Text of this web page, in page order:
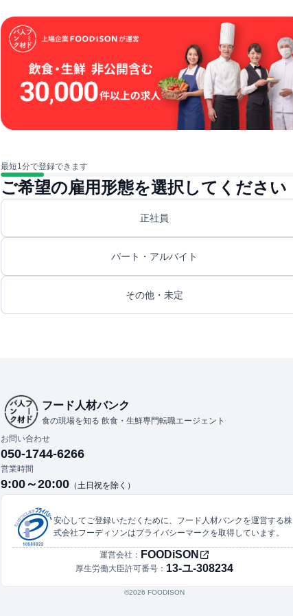
最短1分で登録できます
ご希望の雇用形態を選択してください
正社員
パート・アルバイト
その他・未定
フード人材バンク
食の現場を知る 飲食・生鮮専門転職エージェント
お問い合わせ
050-1744-6266
営業時間
9:00～20:00 （土日祝を除く）
安心してご登録いただくために、フード人材バンクを運営する株
式会社フーディソンはプライバシーマークを取得しています。
運営会社： FOODiSON
厚生労働大臣許可番号： 13-ユ-308234
©︎2026 FOODISON